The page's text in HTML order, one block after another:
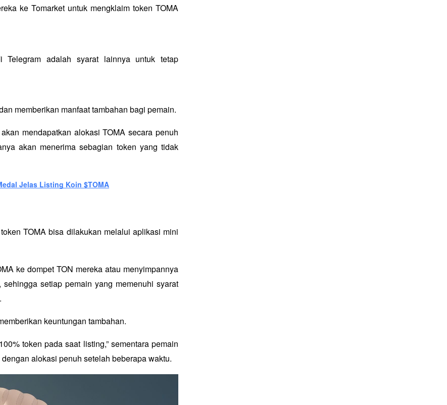
ke Tomarket untuk mengklaim token TOMA
Telegram adalah syarat lainnya untuk tetap
memberikan manfaat tambahan bagi pemain.
mendapatkan alokasi TOMA secara penuh
akan menerima sebagian token yang tidak
Jelas Listing Koin $TOMA
TOMA bisa dilakukan melalui aplikasi mini
ke dompet TON mereka atau menyimpannya
setiap pemain yang memenuhi syarat
keuntungan tambahan.
token pada saat listing,” sementara pemain
alokasi penuh setelah beberapa waktu.